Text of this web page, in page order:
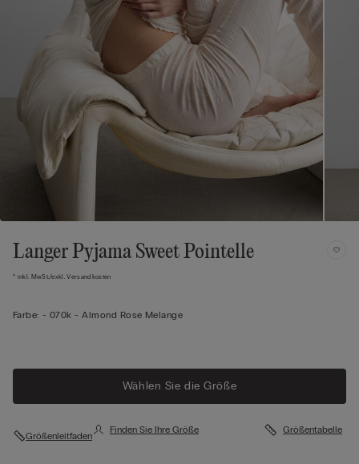
Langer Pyjama Sweet Pointelle
* inkl. MwSt./exkl. Versandkosten
Farbe: - 070k - Almond Rose Melange
Wählen Sie die Größe
Größenleitfaden
Finden Sie Ihre Größe Größentabelle